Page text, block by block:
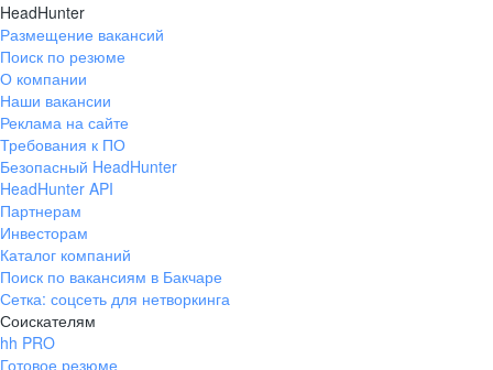
HeadHunter
Размещение вакансий
Поиск по резюме
О компании
Наши вакансии
Реклама на сайте
Требования к ПО
Безопасный HeadHunter
HeadHunter API
Партнерам
Инвесторам
Каталог компаний
Поиск по вакансиям в Бакчаре
Сетка: соцсеть для нетворкинга
Соискателям
hh PRO
Готовое резюме